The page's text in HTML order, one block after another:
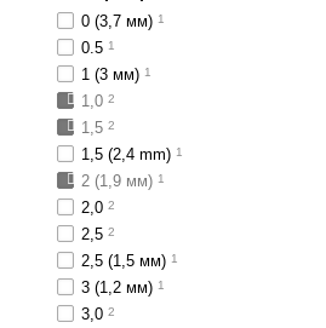
0 (3,7 мм) 1
0.5 1
1 (3 мм) 1
1,0 2
1,5 2
1,5 (2,4 mm) 1
2 (1,9 мм) 1
2,0 2
2,5 2
2,5 (1,5 мм) 1
3 (1,2 мм) 1
3,0 2